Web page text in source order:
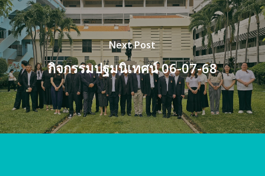
Next Post
กิจกรรมปฐมนิเทศน์ 06-07-68